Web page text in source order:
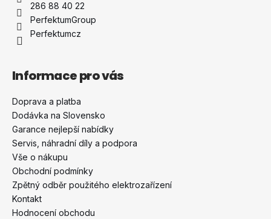
286 88 40 22
PerfektumGroup
Perfektumcz
Informace pro vás
Doprava a platba
Dodávka na Slovensko
Garance nejlepší nabídky
Servis, náhradní díly a podpora
Vše o nákupu
Obchodní podmínky
Zpětný odběr použitého elektrozařízení
Kontakt
Hodnocení obchodu